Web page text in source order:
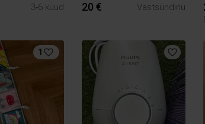
3-6 kuud
20 € Vastsündinu
1